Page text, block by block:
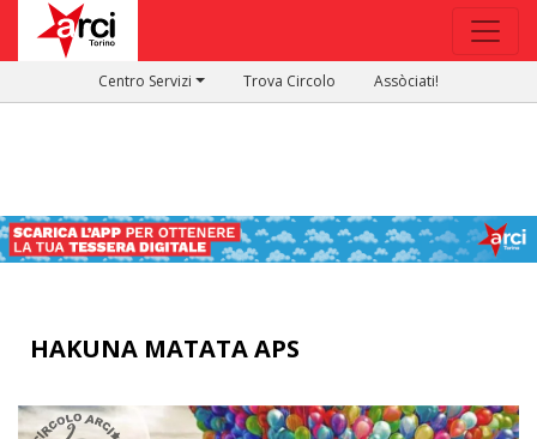
Centro Servizi Trova Circolo Assòciati!
HAKUNA MATATA APS